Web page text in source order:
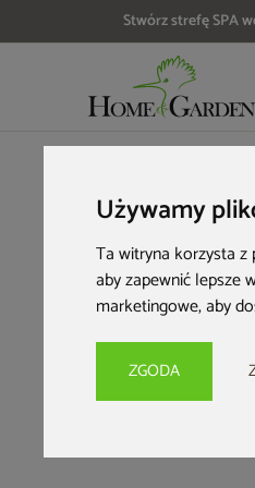
Używamy
Ta witryna korzysta
aby zapewnić lepsze
marketingowe,aby
ZGODA
Stwórz strefę SPA